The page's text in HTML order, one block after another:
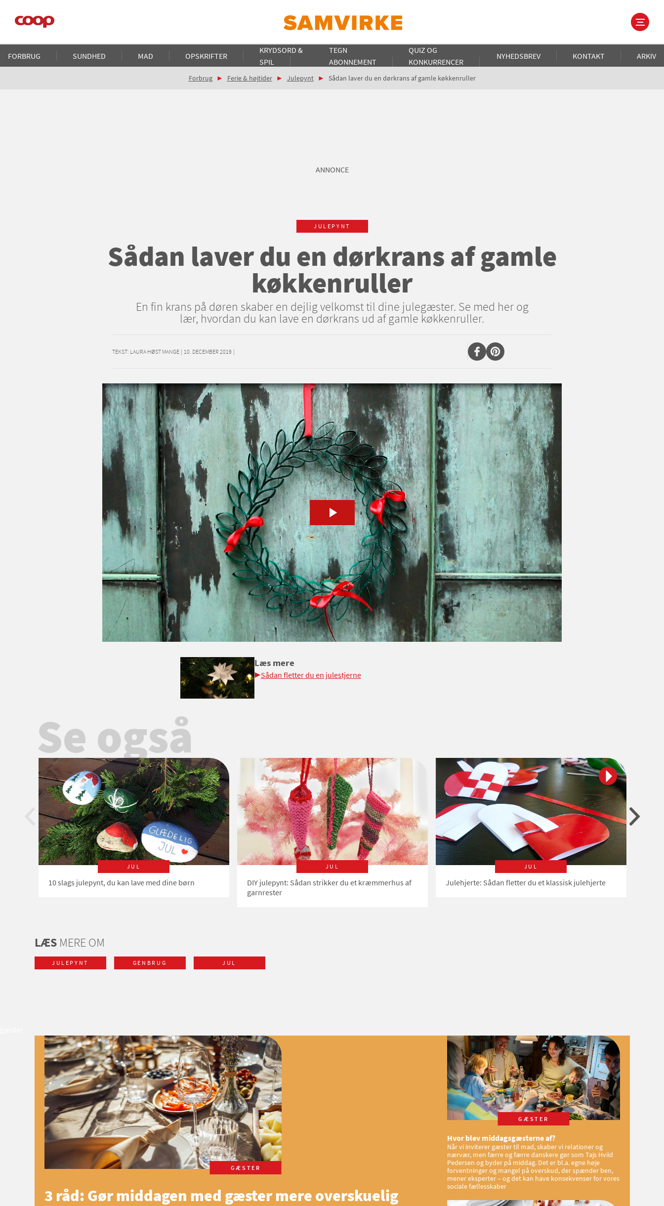
hovedindhold
Main
navigation
FORBRUG SUNDHED MAD OPSKRIFTER
KRYDSORD &
SPIL
TEGN
ABONNEMENT
QUIZ OG
KONKURRENCER
NYHEDSBREV KONTAKT ARKIV
Brødkrumme
Forbrug Ferie & højtider Julepynt Sådan laver du en dørkrans af gamle køkkenruller
ANNONCE
JULEPYNT
Sådan laver du en dørkrans af gamle
køkkenruller
En fin krans på døren skaber en dejlig velkomst til dine julegæster. Se med her og
lær, hvordan du kan lave en dørkrans ud af gamle køkkenruller.
TEKST: LAURA HØST MANGE | 10. DECEMBER 2019 |
Læs mere
Sådan fletter du en julestjerne
Se også
JUL
10 slags julepynt, du kan lave med dine børn
JUL
DIY julepynt: Sådan strikker du et kræmmerhus af
garnrester
JUL
Julehjerte: Sådan fletter du et klassisk julehjerte
LÆSMERE OM
JULEPYNT GENBRUG JUL
GÆSTER
3 råd: Gør middagen med gæster mere overskuelig
GÆSTER
Hvor blev middagsgæsterne af?
Når vi inviterer gæster til mad, skaber vi relationer og
nærvær, men færre og færre danskere gør som Tajs Hviid
Pedersen og byder på middag. Det er bl.a. egne høje
forventninger og mangel på overskud, der spænder ben,
mener eksperter – og det kan have konsekvenser for vores
sociale fællesskaber